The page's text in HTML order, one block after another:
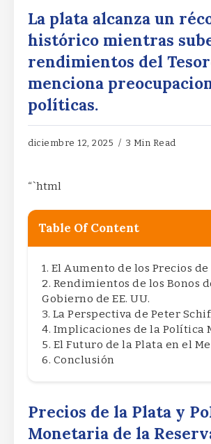
La plata alcanza un
histórico mientras
rendimientos del
menciona
políticas.
diciembre 12, 2025 3 Min Read
“`html
Table Of Content
El Aumento de los Precios de
Rendimientos de los Bonos
Gobierno de EE. UU.
La Perspectiva de Peter
Implicaciones de la Política
El Futuro de la Plata en el
Conclusión
Precios de la Plata y
Monetaria de la